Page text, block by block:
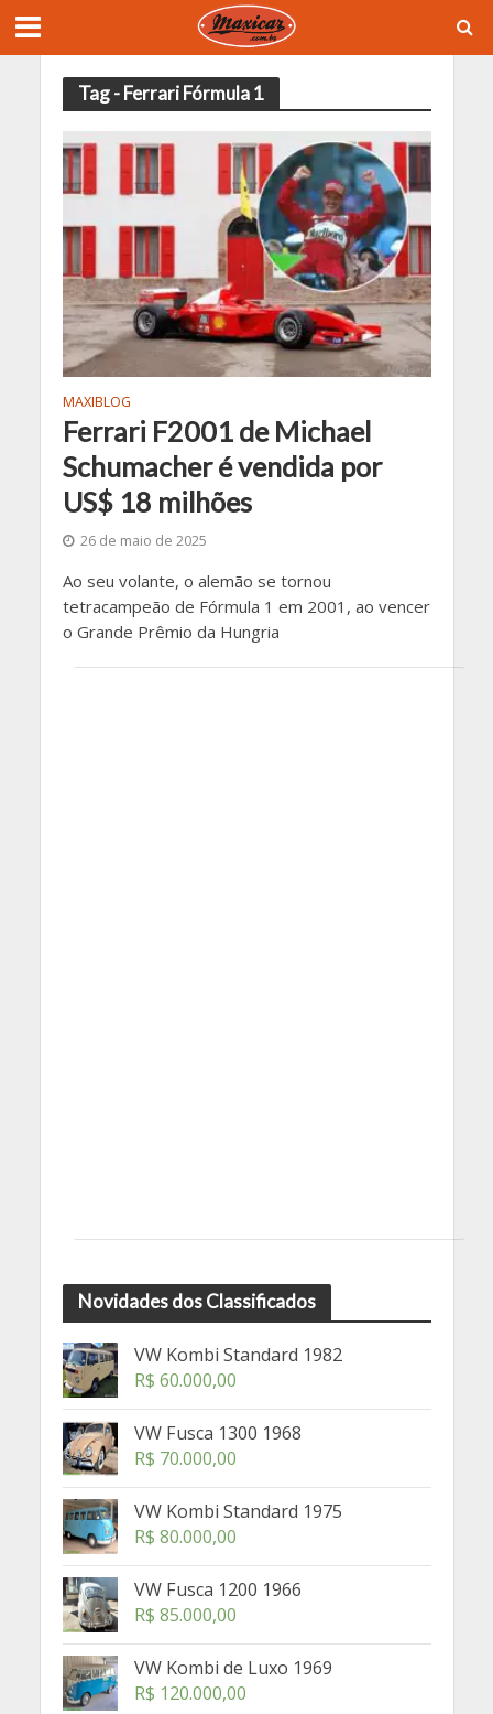
Tag - Ferrari Fórmula 1
MAXIBLOG
Ferrari F2001 de Michael
Schumacher é vendida por
US$ 18 milhões
26 de maio de 2025
Ao seu volante, o alemão se tornou
tetracampeão de Fórmula 1 em 2001, ao vencer
o Grande Prêmio da Hungria
Novidades dos Classificados
VW Kombi Standard 1982
R$ 60.000,00
VW Fusca 1300 1968
R$ 70.000,00
VW Kombi Standard 1975
R$ 80.000,00
VW Fusca 1200 1966
R$ 85.000,00
VW Kombi de Luxo 1969
R$ 120.000,00